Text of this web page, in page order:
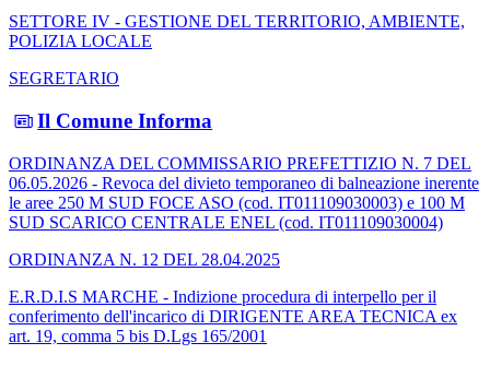
SETTORE IV - GESTIONE DEL TERRITORIO, AMBIENTE,
POLIZIA LOCALE
SEGRETARIO
Il Comune Informa
ORDINANZA DEL COMMISSARIO PREFETTIZIO N. 7 DEL
06.05.2026 - Revoca del divieto temporaneo di balneazione inerente
le aree 250 M SUD FOCE ASO (cod. IT011109030003) e 100 M
SUD SCARICO CENTRALE ENEL (cod. IT011109030004)
ORDINANZA N. 12 DEL 28.04.2025
E.R.D.I.S MARCHE - Indizione procedura di interpello per il
conferimento dell'incarico di DIRIGENTE AREA TECNICA ex
art. 19, comma 5 bis D.Lgs 165/2001